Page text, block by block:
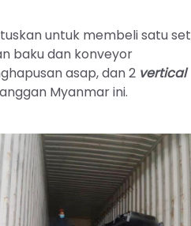
untuk membeli satu set
baku dan konveyor
asap, dan 2 vertical
Myanmar ini.